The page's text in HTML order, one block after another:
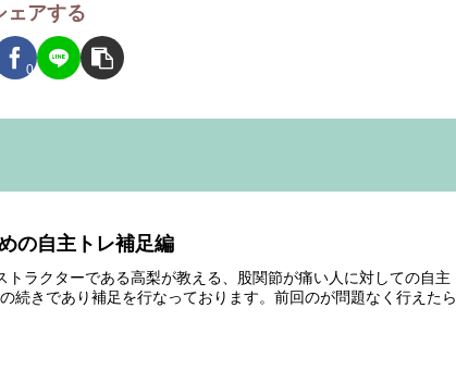
ェアする
0
の自主トレ補足編
トラクターである高梨が教える、股関節が痛い人に対しての自主
続きであり補足を行なっております。前回のが問題なく行えたら